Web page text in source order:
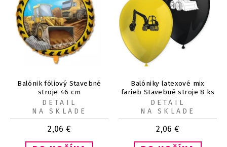
Balónik fóliový Stavebné
stroje 46 cm
2,06 €
DETAIL
NA SKLADE
Balóniky latexové mix
farieb Stavebné stroje 8 ks
2,06 €
DETAIL
NA SKLADE